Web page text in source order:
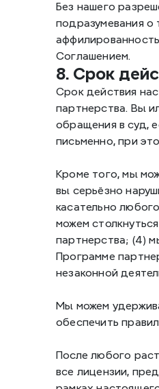
Без нашего
подразумевания о
Соглашением.
8. Срок
Срок действия
партнерства. Вы
обращения в суд,
письменно, при
Кроме того, мы
вы серьёзно
касательно
можем
партнерства; (4)
Программе
незаконной
Мы можем
обеспечить
После любого
все лицензии,